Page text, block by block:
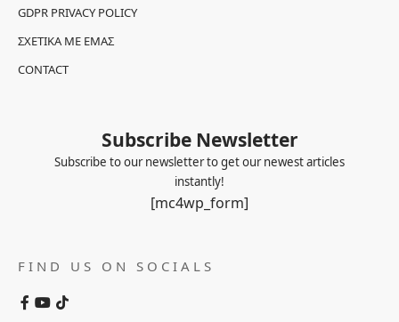
GDPR PRIVACY POLICY
ΣΧΕΤΙΚΆ ΜΕ ΕΜΆΣ
CONTACT
Subscribe Newsletter
Subscribe to our newsletter to get our newest articles
instantly!
[mc4wp_form]
FIND US ON SOCIALS